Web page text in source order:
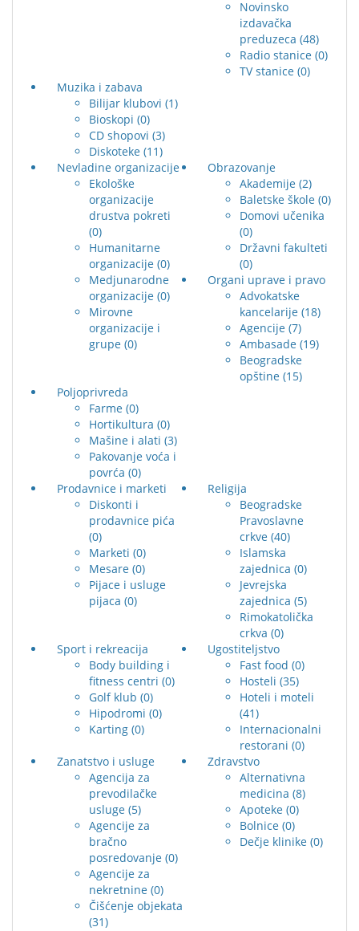
Novinsko
izdavačka
preduzeca (48)
Radio stanice (0)
TV stanice (0)
Muzika i zabava
Bilijar klubovi (1)
Bioskopi (0)
CD shopovi (3)
Diskoteke (11)
Nevladine organizacije
Ekološke
organizacije
drustva pokreti
(0)
Humanitarne
organizacije (0)
Medjunarodne
organizacije (0)
Mirovne
organizacije i
grupe (0)
Obrazovanje
Akademije (2)
Baletske škole (0)
Domovi učenika
(0)
Državni fakulteti
(0)
Organi uprave i pravo
Advokatske
kancelarije (18)
Agencije (7)
Ambasade (19)
Beogradske
opštine (15)
Poljoprivreda
Farme (0)
Hortikultura (0)
Mašine i alati (3)
Pakovanje voća i
povrća (0)
Prodavnice i marketi
Diskonti i
prodavnice pića
(0)
Marketi (0)
Mesare (0)
Pijace i usluge
pijaca (0)
Religija
Beogradske
Pravoslavne
crkve (40)
Islamska
zajednica (0)
Jevrejska
zajednica (5)
Rimokatolička
crkva (0)
Sport i rekreacija
Body building i
fitness centri (0)
Golf klub (0)
Hipodromi (0)
Karting (0)
Ugostiteljstvo
Fast food (0)
Hosteli (35)
Hoteli i moteli
(41)
Internacionalni
restorani (0)
Zanatstvo i usluge
Agencija za
prevodilačke
usluge (5)
Agencije za
bračno
posredovanje (0)
Agencije za
nekretnine (0)
Čišćenje objekata
(31)
Zdravstvo
Alternativna
medicina (8)
Apoteke (0)
Bolnice (0)
Dečje klinike (0)